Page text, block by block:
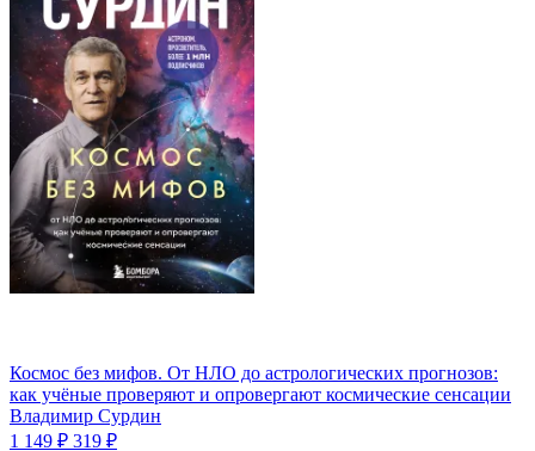
Космос без мифов. От НЛО до астрологических прогнозов:
как учёные проверяют и опровергают космические сенсации
Владимир Сурдин
1 149 ₽ 319 ₽